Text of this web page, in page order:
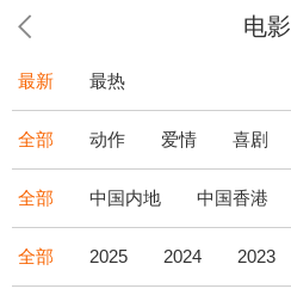
电影
最新 最热
全部 动作 爱情 喜剧
全部 中国内地 中国香港
全部 2025 2024 2023